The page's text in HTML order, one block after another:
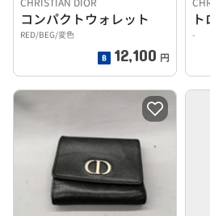
コンパクトウォレット
RED/BEG/変色
12,100 円
-